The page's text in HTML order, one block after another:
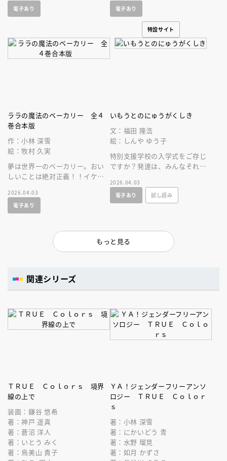
電子あり
電子あり
特設サイト
ララの魔法のベーカリー 全４
巻合本版
作：小林 深雪
絵：牧村 久実
夢は世界一のベーカリー。おい
しいことは絶対正義！！イケメ
くもちょっぴりタフな中学ライ
フスタート！
2026.04.03
電子あり
いもうとのにゅうがくしき
文：福田 隆浩
絵：しんや ゆう子
特別支援学校の入学式をご存じ
ですか？発達は、みんなそれぞ
しくて胸がぎゅっとなる式を覗
いてみて！
2026.04.03
電子あり
試し読み
もっと見る
関連シリーズ
ＴＲＵＥ Ｃｏｌｏｒｓ 境界
線の上で
装画：鎌谷 悠希
著：神戸 遥真
著：蒼沼 洋人
著：いとう みく
著：鳥美山 貴子
ＹＡ！ジェンダーフリーアンソ
ロジー ＴＲＵＥ Ｃｏｌｏｒ
ｓ
著：小林 深雪
著：にかいどう 青
著：水野 瑠見
著：如月 かずさ